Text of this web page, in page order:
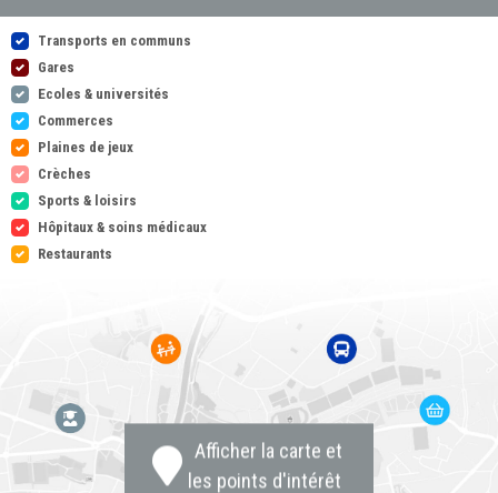
Transports en communs
Gares
Ecoles & universités
Commerces
Plaines de jeux
Crèches
Sports & loisirs
Hôpitaux & soins médicaux
Restaurants
Afficher la carte et
les points d'intérêt